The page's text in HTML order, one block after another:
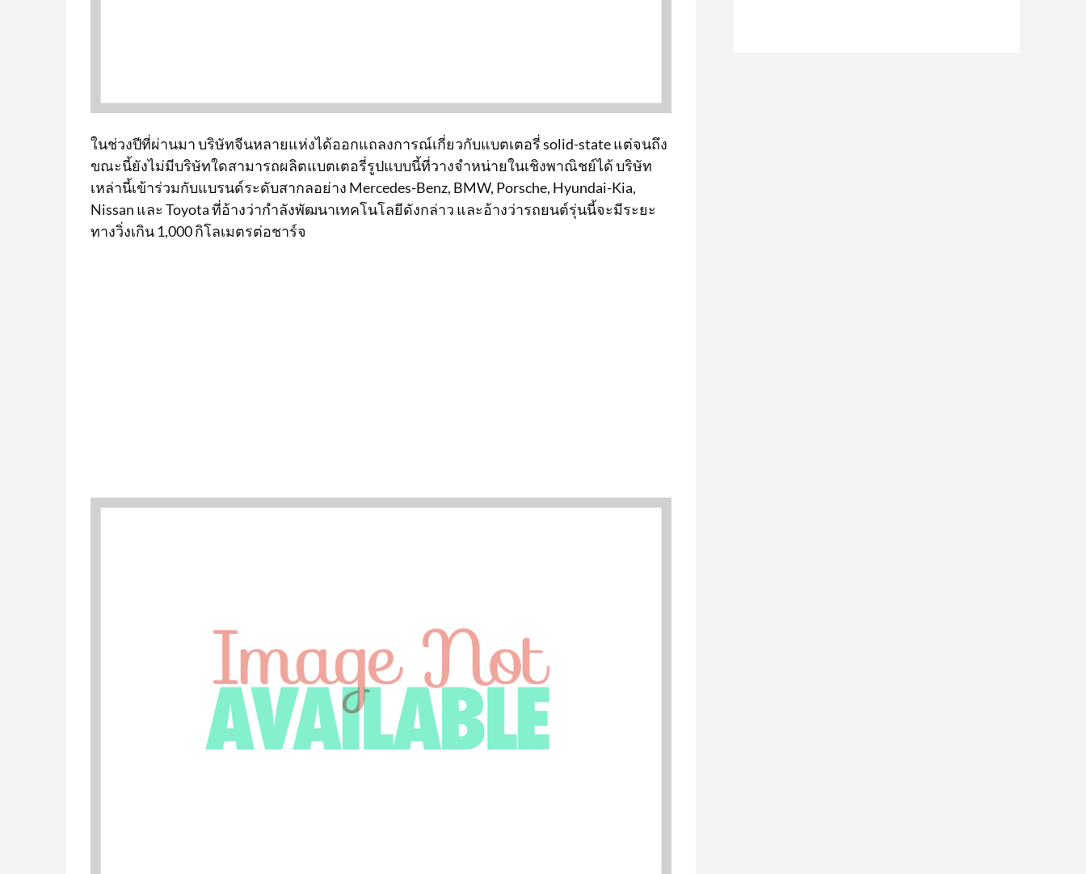
ในช่วงปีที่ผ่านมา บริษัทจีนหลายแห่งได้ออกแถลงการณ์เกี่ยวกับแบตเตอรี่ solid-state แต่จนถึง
ขณะนี้ยังไม่มีบริษัทใดสามารถผลิตแบตเตอรี่รูปแบบนี้ที่วางจำหน่ายในเชิงพาณิชย์ได้ บริษัท
เหล่านี้เข้าร่วมกับแบรนด์ระดับสากลอย่าง Mercedes-Benz, BMW, Porsche, Hyundai-Kia,
Nissan และ Toyota ที่อ้างว่ากำลังพัฒนาเทคโนโลยีดังกล่าว และอ้างว่ารถยนต์รุ่นนี้จะมีระยะ
ทางวิ่งเกิน 1,000 กิโลเมตรต่อชาร์จ